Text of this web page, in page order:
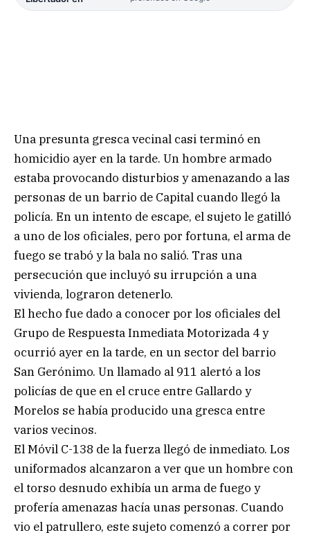
Una presunta gresca vecinal casi terminó en
homicidio ayer en la tarde. Un hombre armado
estaba provocando disturbios y amenazando a las
personas de un barrio de Capital cuando llegó la
policía. En un intento de escape, el sujeto le gatilló
a uno de los oficiales, pero por fortuna, el arma de
fuego se trabó y la bala no salió. Tras una
persecución que incluyó su irrupción a una
vivienda, lograron detenerlo.
El hecho fue dado a conocer por los oficiales del
Grupo de Respuesta Inmediata Motorizada 4 y
ocurrió ayer en la tarde, en un sector del barrio
San Gerónimo. Un llamado al 911 alertó a los
policías de que en el cruce entre Gallardo y
Morelos se había producido una gresca entre
varios vecinos.
El Móvil C-138 de la fuerza llegó de inmediato. Los
uniformados alcanzaron a ver que un hombre con
el torso desnudo exhibía un arma de fuego y
profería amenazas hacía unas personas. Cuando
vio el patrullero, este sujeto comenzó a correr por